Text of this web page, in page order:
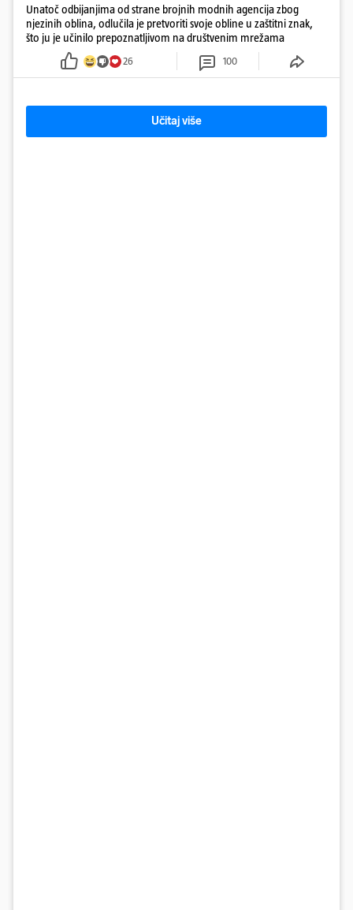
Unatoč odbijanjima od strane brojnih modnih agencija zbog
njezinih oblina, odlučila je pretvoriti svoje obline u zaštitni znak,
što ju je učinilo prepoznatljivom na društvenim mrežama
26 100
Učitaj više